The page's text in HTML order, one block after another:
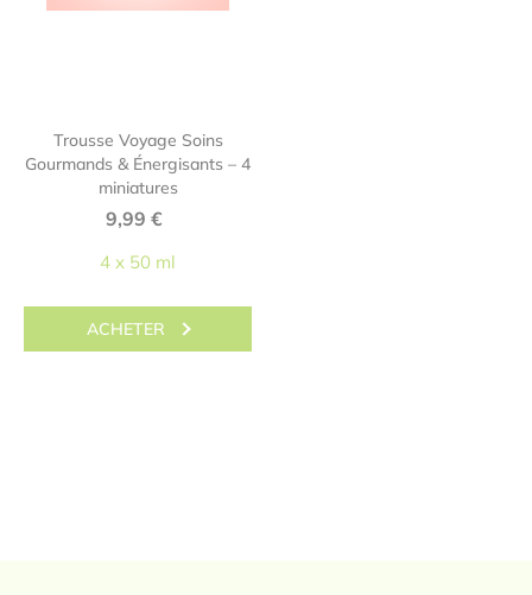
Trousse Voyage Soins
Gourmands & Énergisants – 4
miniatures
9,99 €
4 x 50 ml
ACHETER